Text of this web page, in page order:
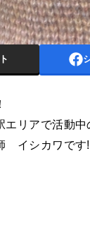
エリアで活動中
イシカワです